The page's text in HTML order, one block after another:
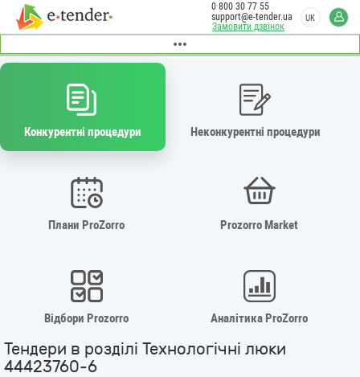
Замовити дзвінок
0 800 30 77 55
support@e-tender.ua
UK
Конкурентні процедури Неконкурентні процедури
Плани ProZorro Prozorro Market
Відбори Prozorro Аналітика ProZorro
Тендери в розділі Технологічні люки
44423760-6